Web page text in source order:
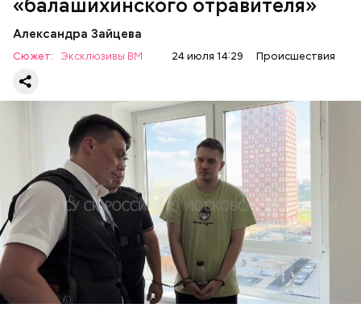
«балашихинского отравителя»
Александра Зайцева
Сюжет: Эксклюзивы ВМ 24 июля 14:29 Происшествия
Все началось в июне, когда двое супругов
обратились в местную больницу с жалобами на
плохое самочувствие. Врачи не смогли поставить
им точный диагноз, после чего анализы
потерпевших направили на экспертизу. В них
специалисты обнаружили сильнодействующий
химикат дихлорэтан, который не мог попасть в
организм супругов случайно. То же самое вещество
Видео: пресс-служба ГСУ СК по Московской области
ОТРАВЛЕНИЯ БАЛАШИХА
РОДИТЕЛИ
СЛЕДСТВЕННЫЙ КОМИТЕТ
ЭКСПЕРТИЗЫ